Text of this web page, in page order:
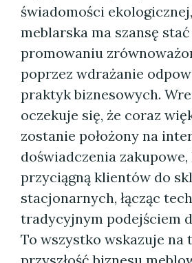
świadomości
meblarska ma szansę
promowaniu
poprzez wdrażanie
praktyk biznesowych.
oczekuje się, że coraz
zostanie położony na
doświadczenia
przyciągną klientów do
stacjonarnych, łącząc
tradycyjnym podejściem
To wszystko wskazuje na